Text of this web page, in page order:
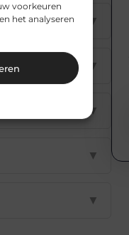
voorkeuren
het analyseren
▼
▼
▼
▼
▼